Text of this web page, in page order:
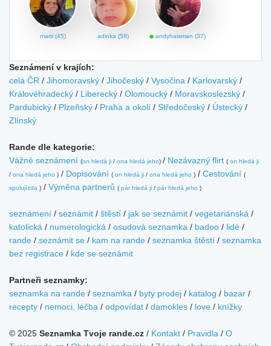
marti (45) adinka (58) andyhaisman (37)
Seznámení v krajích:
celá ČR / Jihomoravský / Jihočeský / Vysočina / Karlovarský /
Královéhradecký / Liberecký / Olomoucký / Moravskoslezský /
Pardubický / Plzeňský / Praha a okolí / Středočeský / Ústecký /
Zlínský
Rande dle kategorie:
Vážné seznámení (on hledá ji / ona hledá jeho) / Nezávazný flirt ( on hledá ji
/ ona hledá jeho ) / Dopisování ( on hledá ji / ona hledá jeho ) / Cestování (
spolujízda ) / Výměna partnerů ( pár hledá ji / pár hledá jeho )
seznámení / seznámit / štěstí / jak se seznámit / vegetariánská /
katolická / numerologická / osudová seznamka / badoo / lidé /
rande / seznámit se / kam na rande / seznamka štěstí / seznamka
bez registrace / kde se seznámit
Partneři seznamky:
seznamka na rande / seznamka / byty prodej / katalog / bazar /
recepty / nemoci, léčba / odpovídat / damokles / love / knížky
© 2025 Seznamka Tvoje rande.cz / Kontakt / Pravidla / O